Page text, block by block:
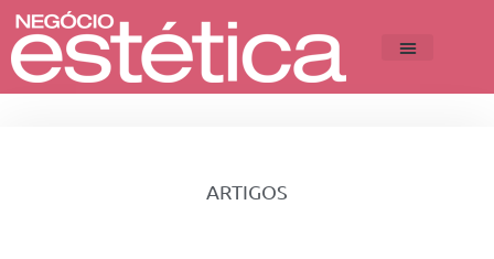
ARTIGOS